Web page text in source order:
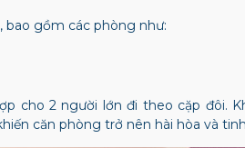
bao gồm các phòng như:
cho 2 người lớn đi theo cặp đôi.
căn phòng trở nên hài hòa và